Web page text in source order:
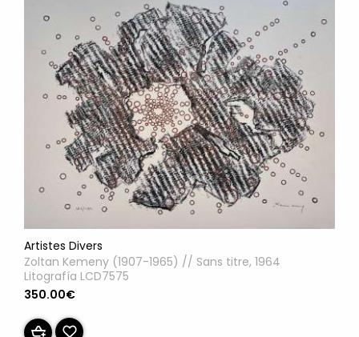
Artistes Divers
Zoltan Kemeny (1907-1965) // Sans titre, 1964
Litografía LCD7575
350.00€